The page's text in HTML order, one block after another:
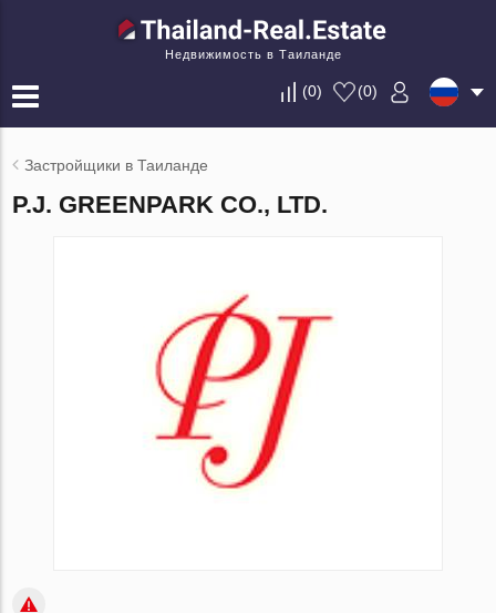
Недвижимость в Таиланде
(0) (0)
Застройщики в Таиланде
P.J. GREENPARK CO., LTD.